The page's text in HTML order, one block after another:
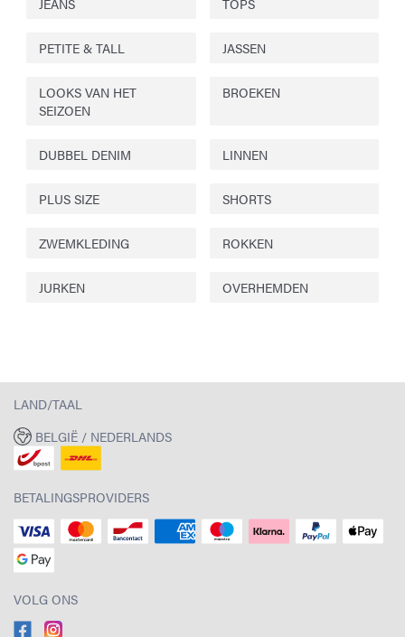
PETITE & TALL JASSEN
LOOKS VAN HET
SEIZOEN
BROEKEN
DUBBEL DENIM LINNEN
PLUS SIZE SHORTS
ZWEMKLEDING ROKKEN
JURKEN OVERHEMDEN
LAND/TAAL
BELGIË / NEDERLANDS
BETALINGSPROVIDERS
VOLG ONS